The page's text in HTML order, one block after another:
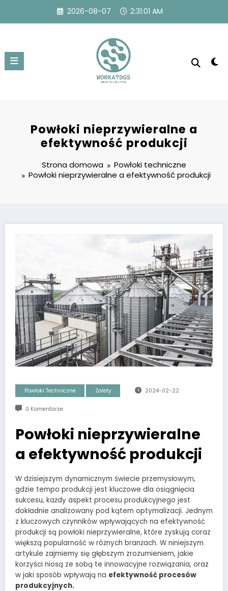
treści
2026-08-07 2:31:01 AM
Powłoki nieprzywieralne a
efektywność produkcji
Strona domowa
Powłoki techniczne
Powłoki nieprzywieralne a efektywność produkcji
Powłoki Techniczne Zalety 2024-02-22
0 Komentarze
Powłoki nieprzywieralne
a efektywność produkcji
W dzisiejszym dynamicznym świecie przemysłowym,
gdzie tempo produkcji jest kluczowe dla osiągnięcia
sukcesu, każdy aspekt procesu produkcyjnego jest
dokładnie analizowany pod kątem optymalizacji. Jednym
z kluczowych czynników wpływających na efektywność
produkcji są powłoki nieprzywieralne, które zyskują coraz
większą popularność w różnych branżach. W niniejszym
artykule zajmiemy się głębszym zrozumieniem, jakie
korzyści niosą ze sobą te innowacyjne rozwiązania, oraz
w jaki sposób wpływają na efektywność procesów
produkcyjnych.